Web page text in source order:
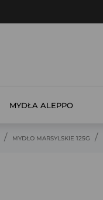
MYDŁA ALEPPO
MYDŁO MARSYLSKIE 125G